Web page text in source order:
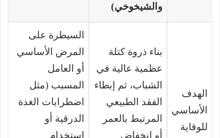
والشيخوخي)
الهدف
الأساسي
للوقاية
بناء ذروة كتلة
عظمية عالية في
الشباب، ثم إبطاء
الفقد الطبيعي
المرتبط بالعمر
أو انخفاض
السيطرة على
المرض الأساسي
أو العامل
المسبب (مثل
اضطرابات الغدة
الدرقية أو
استخدام